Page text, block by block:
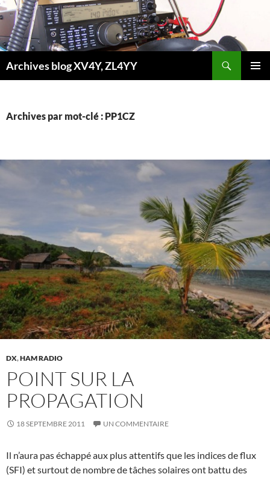
Aller
au
contenu
Archives blog XV4Y, ZL4YY
Archives par mot-clé : PP1CZ
DX,HAM RADIO
POINT SUR LA
PROPAGATION
18 SEPTEMBRE 2011 UN COMMENTAIRE
Il n’aura pas échappé aux plus attentifs que les indices de flux
(SFI) et surtout de nombre de tâches solaires ont battu des